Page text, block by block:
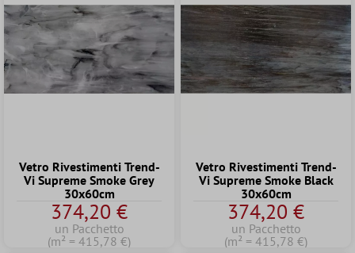
Vetro Rivestimenti Trend-
Vi Supreme Smoke Grey
30x60cm
374,20 €
un Pacchetto
(m² = 415,78 €)
Vetro Rivestimenti Trend-
Vi Supreme Smoke Black
30x60cm
374,20 €
un Pacchetto
(m² = 415,78 €)